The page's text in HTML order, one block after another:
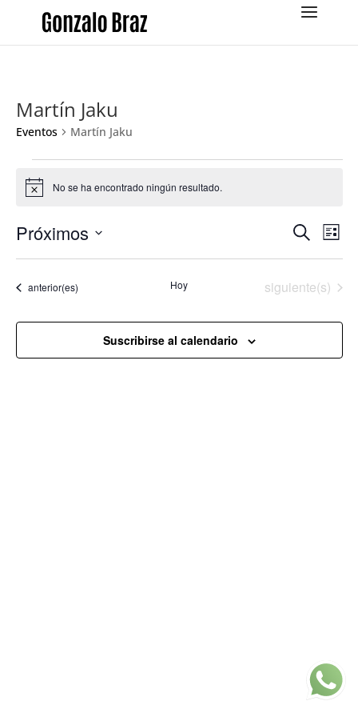
Martín Jaku
Eventos Martín Jaku
Eventos
Aviso No se ha encontrado ningún resultado.
de
y
Buscar
de
de
Lista
Próximos
fecha.
Eventos
anterior(es) Hoy Eventos
siguiente(s)
Suscribirse al calendario